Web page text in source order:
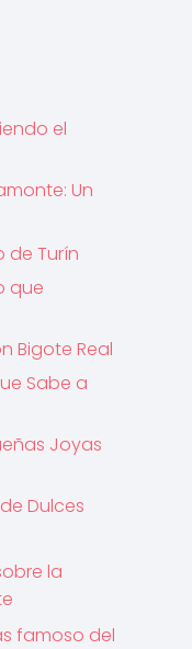
el
Un
de Turín
que
Bigote Real
Sabe a
Joyas
Dulces
la
famoso del